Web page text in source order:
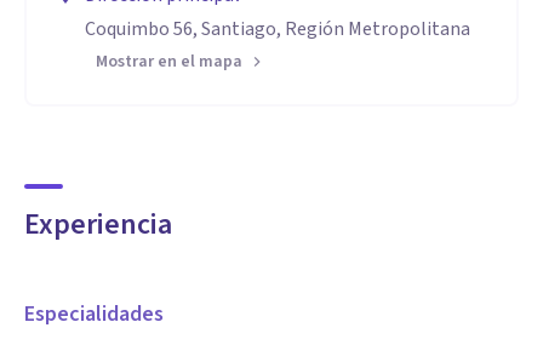
Coquimbo 56, Santiago, Región Metropolitana
Mostrar en el mapa
Experiencia
Especialidades